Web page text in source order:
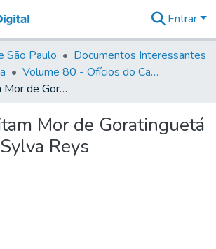
&
Coleções
Tudo na
Biblioteca
Estatísticas
Entrar
São Paulo
Documentos Interessantes
Volume 80 - Ofícios do Capitão General Martim Lopes Lobo de Saldanha (1777-1780)
Para o Capitam Mor de Goratinguetá Manoel da Sylva Reys
Mor de Goratinguetá
Reys